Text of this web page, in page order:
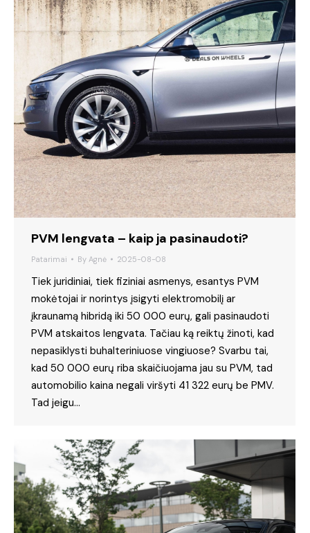
PVM lengvata – kaip ja pasinaudoti?
Patarimai By Agnė 2025-08-08
Tiek juridiniai, tiek fiziniai asmenys, esantys PVM
mokėtojai ir norintys įsigyti elektromobilį ar
įkraunamą hibridą iki 50 000 eurų, gali pasinaudoti
PVM atskaitos lengvata. Tačiau ką reiktų žinoti, kad
nepasiklysti buhalteriniuose vingiuose? Svarbu tai,
kad 50 000 eurų riba skaičiuojama jau su PVM, tad
automobilio kaina negali viršyti 41 322 eurų be PMV.
Tad jeigu…